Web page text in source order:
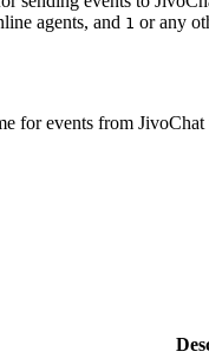
agents, and 1 or any
for events from